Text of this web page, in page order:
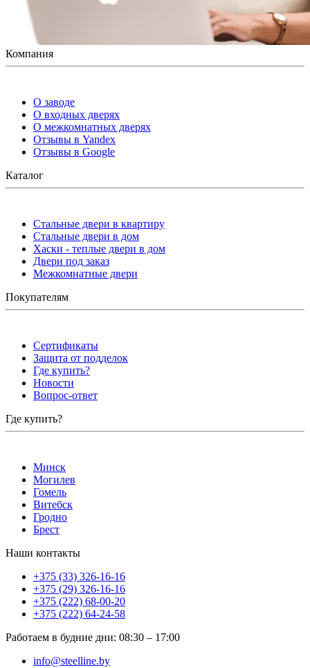
Компания
О заводе
О входных дверях
О межкомнатных дверях
Отзывы в Yandex
Отзывы в Google
Каталог
Стальные двери в квартиру
Стальные двери в дом
Хаски - теплые двери в дом
Двери под заказ
Межкомнатные двери
Покупателям
Сертификаты
Защита от подделок
Где купить?
Новости
Вопрос-ответ
Где купить?
Минск
Могилев
Гомель
Витебск
Гродно
Брест
Наши контакты
+375 (33) 326-16-16
+375 (29) 326-16-16
+375 (222) 68-00-20
+375 (222) 64-24-58
Работаем в будние дни: 08:30 – 17:00
info@steelline.by